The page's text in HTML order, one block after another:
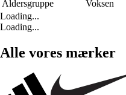
Aldersgruppe
Voksen
Loading...
Loading...
Alle vores mærker